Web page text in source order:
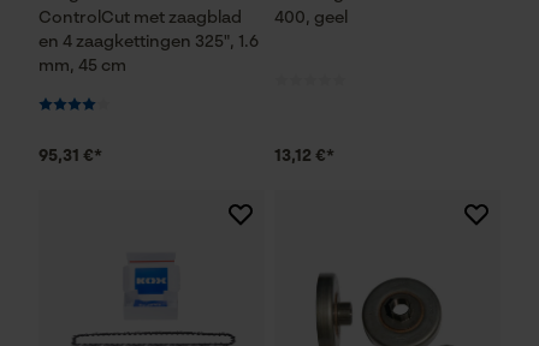
ControlCut met zaagblad
en 4 zaagkettingen 325", 1.6
mm, 45 cm
95,31 €*
400, geel
13,12 €*